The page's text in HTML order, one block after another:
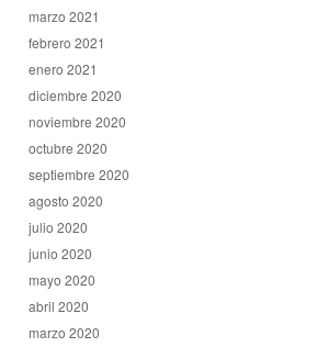
marzo 2021
febrero 2021
enero 2021
diciembre 2020
noviembre 2020
octubre 2020
septiembre 2020
agosto 2020
julio 2020
junio 2020
mayo 2020
abril 2020
marzo 2020